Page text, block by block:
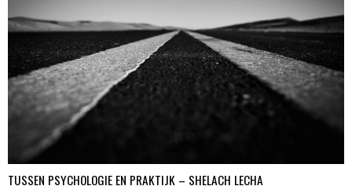
TUSSEN PSYCHOLOGIE EN PRAKTIJK – SHELACH LECHA